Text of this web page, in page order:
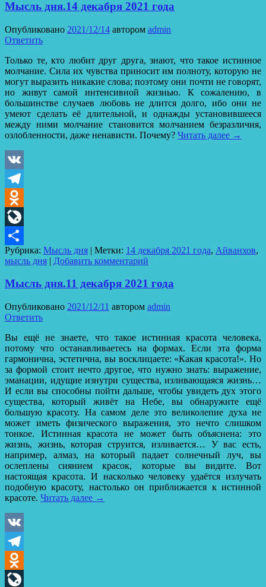
Мысль дня.14 декабря 2021 года
Опубликовано 2021/12/14 автором admin
Ответить
Только те, кто любит друг друга, знают, что такое истинное
молчание. Сила их чувства приносит им полноту, которую не
могут выразить никакие слова; поэтому они почти не говорят,
но живут самой интенсивной жизнью. К сожалению, в
большинстве случаев любовь не длится долго, ибо они не
умеют сделать её длительной, и однажды установившееся
между ними молчание становится молчанием безразличия,
озлобленности, даже ненависти. Почему? Читать далее →
VK
Telegram
Odnoklassniki
LiveJournal
Отправить
Рубрика: Мысль дня | Метки: 14 декабря 2021 года, Айванхов,
мысль дня | Добавить комментарий
Мысль дня.11 декабря 2021 года
Опубликовано 2021/12/11 автором admin
Ответить
Вы ещё не знаете, что такое истинная красота человека,
потому что останавливаетесь на формах. Если эта форма
гармонична, эстетична, вы восклицаете: «Какая красота!». Но
за формой стоит нечто другое, что нужно знать: выражение,
эманации, идущие изнутри существа, изливающаяся жизнь…
И если вы способны пойти дальше, чтобы увидеть дух этого
существа, который живёт на Небе, вы обнаружите ещё
большую красоту. На самом деле это великолепие духа не
может иметь физического выражения, это нечто слишком
тонкое. Истинная красота не может быть объяснена: это
жизнь, жизнь, которая струится, изливается… У вас есть,
например, алмаз, на который падает солнечный луч, вы
ослеплены сиянием красок, которые вы видите. Вот
настоящая красота. И насколько человеку удаётся излучать
подобную красоту, настолько он приближается к истинной
красоте. Читать далее →
VK
Telegram
Odnoklassniki